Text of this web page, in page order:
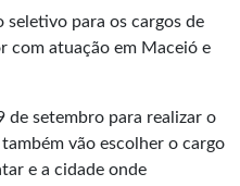
seletivo para os cargos de
com atuação em Maceió e
de setembro para realizar o
vão escolher o cargo
e a cidade onde